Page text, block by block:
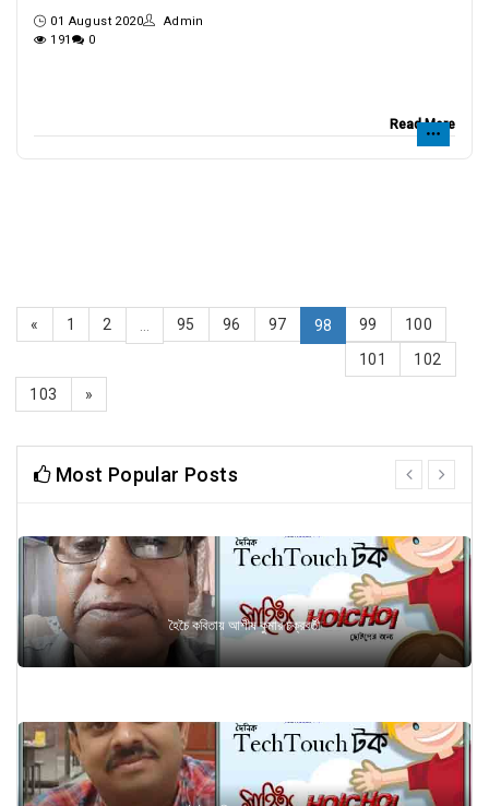
01 August 2020
Admin
191
0
Read More
« 1 2 95 96 97 98 99
100
101
102
103
»
Most Popular Posts
হৈচৈ কবিতায় আশীষ কুমার চক্রবর্তী
prev